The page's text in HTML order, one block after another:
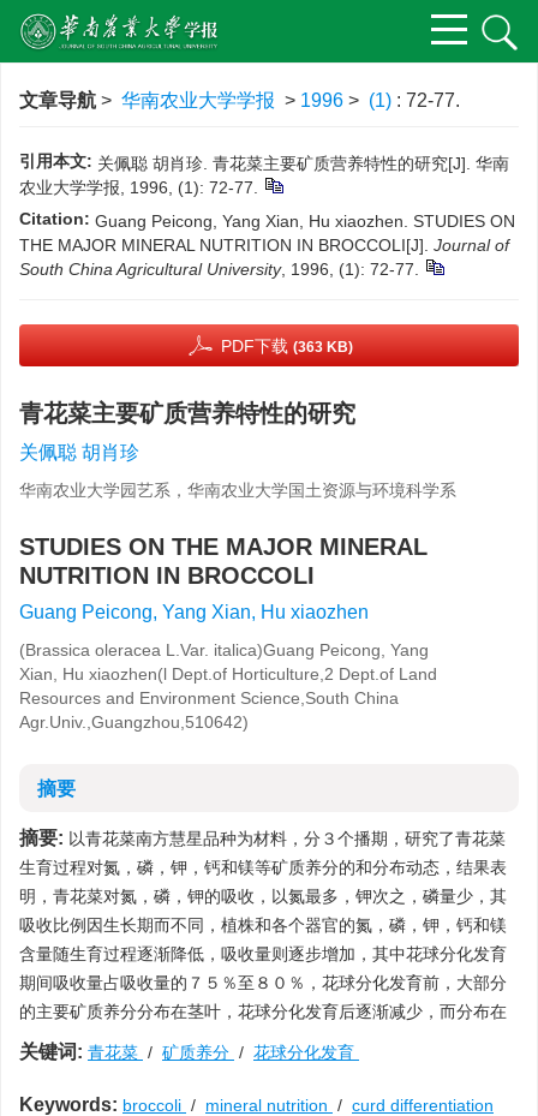
文章导航 > 华南农业大学学报 > 1996 > (1) : 72-77.
引用本文: 关佩聪 胡肖珍. 青花菜主要矿质营养特性的研究[J]. 华南
农业大学学报, 1996, (1): 72-77.
Citation: Guang Peicong, Yang Xian, Hu xiaozhen. STUDIES ON
THE MAJOR MINERAL NUTRITION IN BROCCOLI[J]. Journal of
South China Agricultural University, 1996, (1): 72-77.
PDF下载 (363 KB)
青花菜主要矿质营养特性的研究
关佩聪 胡肖珍
华南农业大学园艺系，华南农业大学国土资源与环境科学系
STUDIES ON THE MAJOR MINERAL
NUTRITION IN BROCCOLI
Guang Peicong, Yang Xian, Hu xiaozhen
(Brassica oleracea L.Var. italica)Guang Peicong, Yang
Xian, Hu xiaozhen(l Dept.of Horticulture,2 Dept.of Land
Resources and Environment Science,South China
Agr.Univ.,Guangzhou,510642)
摘要
摘要: 以青花菜南方慧星品种为材料，分３个播期，研究了青花菜
生育过程对氮，磷，钾，钙和镁等矿质养分的和分布动态，结果表
明，青花菜对氮，磷，钾的吸收，以氮最多，钾次之，磷量少，其
吸收比例因生长期而不同，植株和各个器官的氮，磷，钾，钙和镁
含量随生育过程逐渐降低，吸收量则逐步增加，其中花球分化发育
期间吸收量占吸收量的７５％至８０％，花球分化发育前，大部分
的主要矿质养分分布在茎叶，花球分化发育后逐渐减少，而分布在
关键词: 青花菜 / 矿质养分 / 花球分化发育
Keywords: broccoli / mineral nutrition / curd differentiation